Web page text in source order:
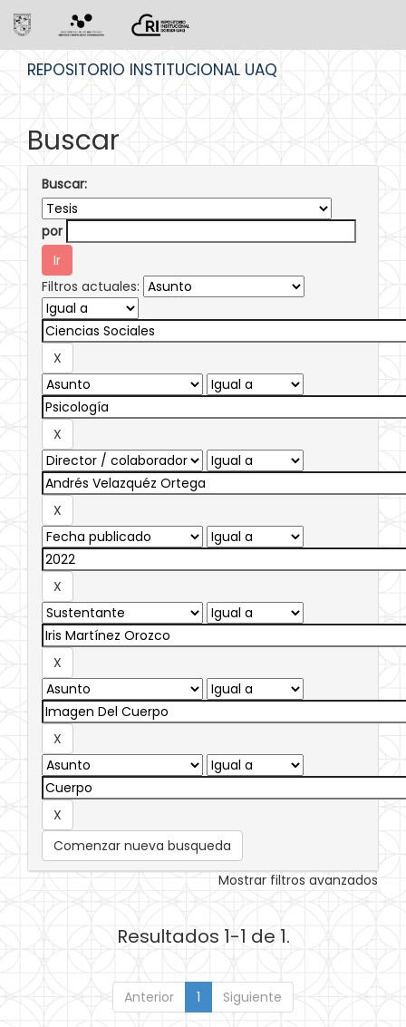
REPOSITORIO INSTITUCIONAL UAQ
Buscar
Buscar:
por
Filtros actuales:
Comenzar nueva busqueda
Mostrar filtros avanzados
Resultados 1-1 de 1.
Anterior 1 Siguiente